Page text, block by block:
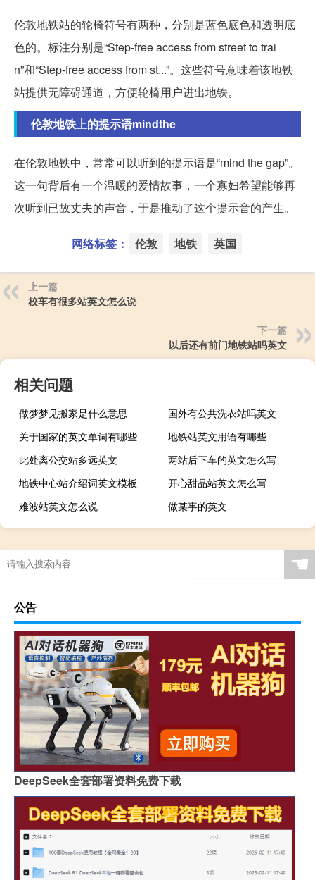
伦敦地铁站的轮椅符号有两种，分别是蓝色底色和透明底
色的。标注分别是“Step-free access from street to trai
n”和“Step-free access from st...”。这些符号意味着该地铁
站提供无障碍通道，方便轮椅用户进出地铁。
伦敦地铁上的提示语mindthe
在伦敦地铁中，常常可以听到的提示语是“mind the gap”。
这一句背后有一个温暖的爱情故事，一个寡妇希望能够再
次听到已故丈夫的声音，于是推动了这个提示音的产生。
网络标签： 伦敦 地铁 英国
上一篇
校车有很多站英文怎么说
下一篇
以后还有前门地铁站吗英文
相关问题
做梦梦见搬家是什么意思
国外有公共洗衣站吗英文
关于国家的英文单词有哪些
地铁站英文用语有哪些
此处离公交站多远英文
两站后下车的英文怎么写
地铁中心站介绍词英文模板
开心甜品站英文怎么写
难波站英文怎么说
做某事的英文
☚
公告
DeepSeek全套部署资料免费下载